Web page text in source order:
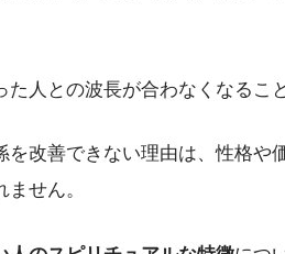
人との波長が合わなくなるこ
を改善できない理由は、性格や
せん。